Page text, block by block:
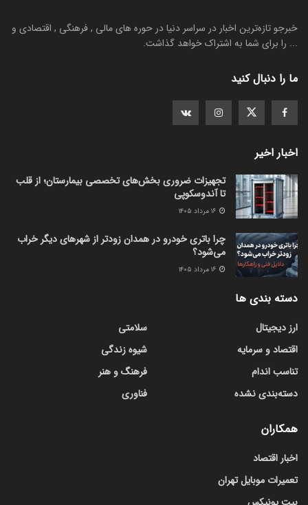
خبرجو تازه‌ترین اخبار در سراسر دنیا در حوره های مالی , فرهنگی , اقتصادی و
... را برای شما به اشتراک خواهد گذاشت.
ما را دنبال کنید
اخبار اخیر
تجهیزات ضروری بخش‌های تخصصی بیمارستان؛ از قلب
تا آندوسکوپی
چرا باتری خودرو در همدان زودتر از شهرهای دیگر خراب
می‌شود؟
دسته بندی ها
ارز دیجیتال
اقتصاد و سرمایه
تناسب اندام
دسته‌بندی نشده
سلامتی
شیوه زندگی
فرهنگ و هنر
فناوری
همکاران
اخبار اقتصاد
تعمیرات موبایل تهران